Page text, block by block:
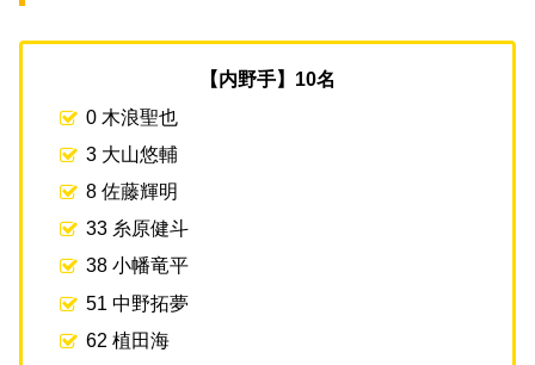
【内野手】10名
0 木浪聖也
3 大山悠輔
8 佐藤輝明
33 糸原健斗
38 小幡竜平
51 中野拓夢
62 植田海